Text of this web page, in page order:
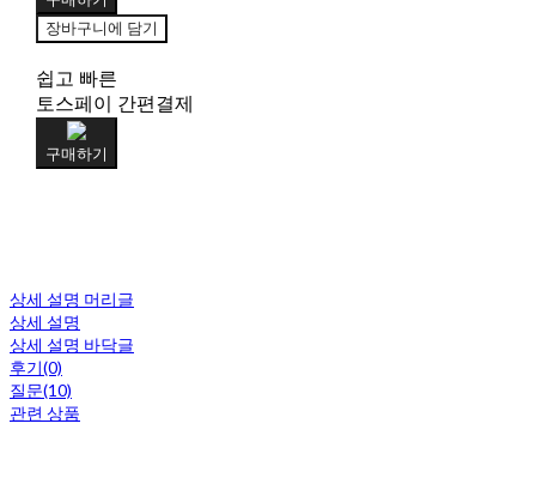
장바구니에 담기
쉽고 빠른
토스페이 간편결제
구매하기
상세 설명 머리글
상세 설명
상세 설명 바닥글
후기(0)
질문(10)
관련 상품